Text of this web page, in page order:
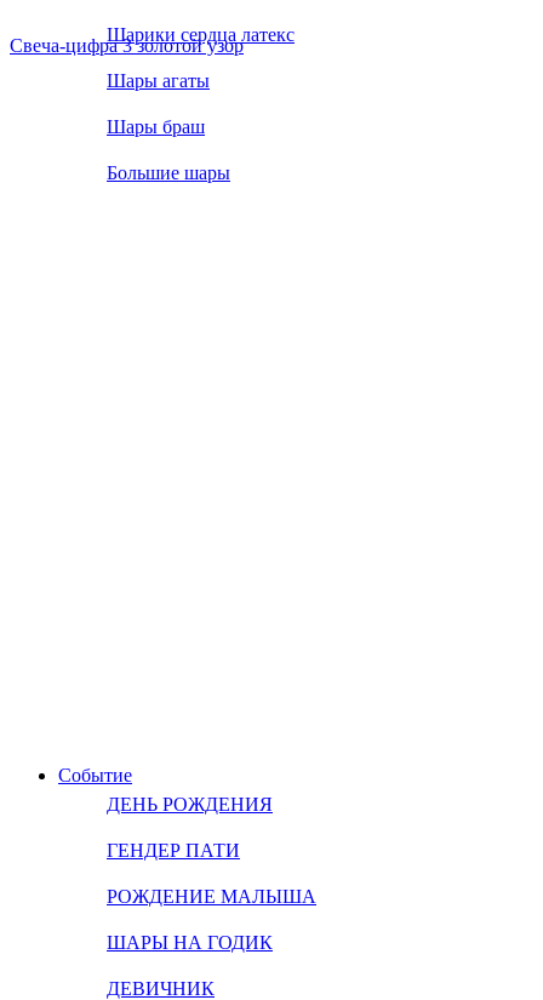
Шарики сердца латекс
Шары агаты
Шары браш
Большие шары
Событие
ДЕНЬ РОЖДЕНИЯ
ГЕНДЕР ПАТИ
РОЖДЕНИЕ МАЛЫША
ШАРЫ НА ГОДИК
ДЕВИЧНИК
Свеча-цифра 3 золотой узор